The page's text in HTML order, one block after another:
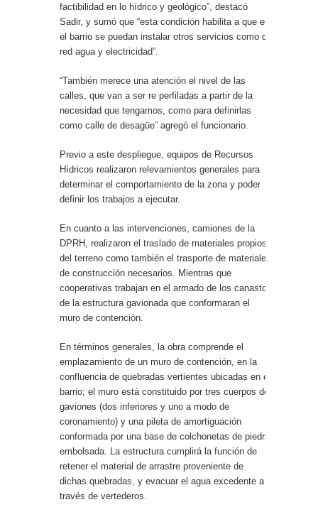
factibilidad en lo hídrico y geológico”, destacó
Sadir, y sumó que “esta condición habilita a que en
el barrio se puedan instalar otros servicios como de
red agua y electricidad”.
“También merece una atención el nivel de las
calles, que van a ser re perfiladas a partir de la
necesidad que tengamos, como para definirlas
como calle de desagüe” agregó el funcionario.
Previo a este despliegue, equipos de Recursos
Hídricos realizaron relevamientos generales para
determinar el comportamiento de la zona y poder
definir los trabajos a ejecutar.
En cuanto a las intervenciones, camiones de la
DPRH, realizaron el traslado de materiales propios
del terreno como también el trasporte de materiales
de construcción necesarios. Mientras que
cooperativas trabajan en el armado de los canastos
de la estructura gavionada que conformaran el
muro de contención.
En términos generales, la obra comprende el
emplazamiento de un muro de contención, en la
confluencia de quebradas vertientes ubicadas en el
barrio; el muro está constituido por tres cuerpos de
gaviones (dos inferiores y uno a modo de
coronamiento) y una pileta de amortiguación
conformada por una base de colchonetas de piedra
embolsada. La estructura cumplirá la función de
retener el material de arrastre proveniente de
dichas quebradas, y evacuar el agua excedente a
través de vertederos.